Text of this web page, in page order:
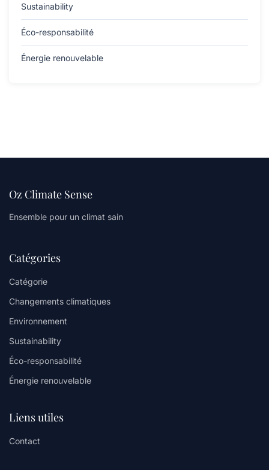
Sustainability
Éco-responsabilité
Énergie renouvelable
Oz Climate Sense
Ensemble pour un climat sain
Catégories
Catégorie
Changements climatiques
Environnement
Sustainability
Éco-responsabilité
Énergie renouvelable
Liens utiles
Contact